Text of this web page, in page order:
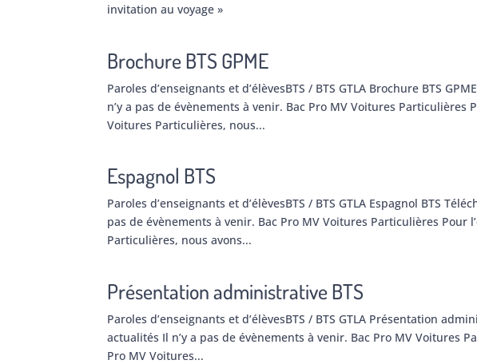
invitation au voyage »
Brochure BTS GPME
Paroles d’enseignants et d’élèvesBTS / BTS GTLA Brochure BTS
n’y a pas de évènements à venir. Bac Pro MV Voitures Particulières
Voitures Particulières, nous...
Espagnol BTS
Paroles d’enseignants et d’élèvesBTS / BTS GTLA Espagnol BTS
pas de évènements à venir. Bac Pro MV Voitures Particulières Pour
Particulières, nous avons...
Présentation administrative BTS
Paroles d’enseignants et d’élèvesBTS / BTS GTLA Présentation
actualités Il n’y a pas de évènements à venir. Bac Pro MV Voitures
Pro MV Voitures...